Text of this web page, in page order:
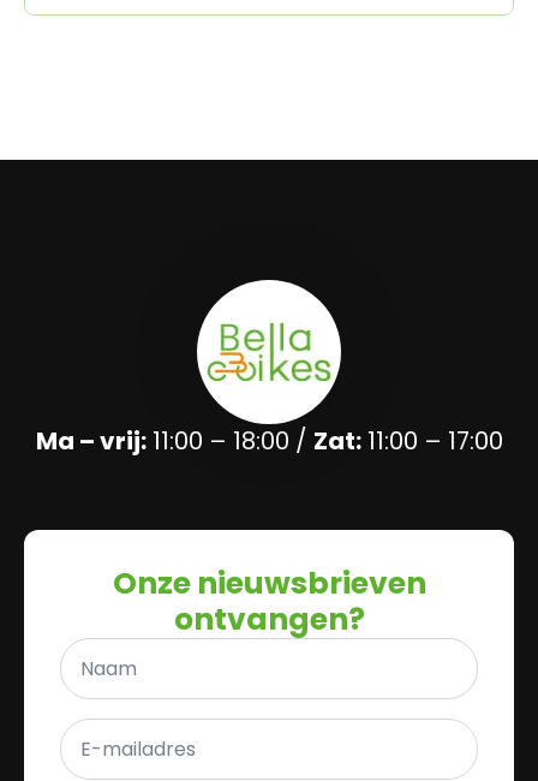
Ma – vrij:11:00 – 18:00 / Zat:11:00 – 17:00
Onze nieuwsbrieven
ontvangen?
Naam
E-
mailadres
*